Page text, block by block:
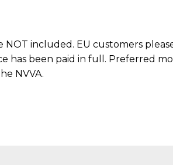
NOT included. EU customers
has been paid in full. Preferred
NVVA.